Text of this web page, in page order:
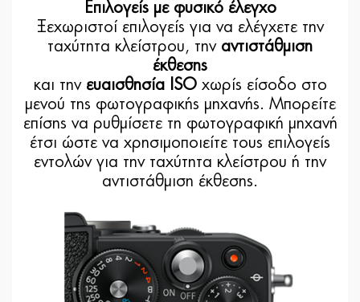
Επιλογείς με φυσικό έλεγχο
Ξεχωριστοί επιλογείς για να ελέγχετε την
ταχύτητα κλείστρου, την αντιστάθμιση
έκθεσης
και την ευαισθησία ISOχωρίς είσοδο στο
μενού της φωτογραφικής μηχανής. Μπορείτε
επίσης να ρυθμίσετε τη φωτογραφική μηχανή
έτσι ώστε να χρησιμοποιείτε τους επιλογείς
εντολών για την ταχύτητα κλείστρου ή την
αντιστάθμιση έκθεσης.